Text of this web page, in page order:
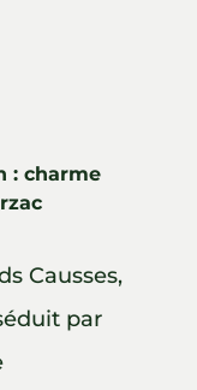
: charme
Causses,
par